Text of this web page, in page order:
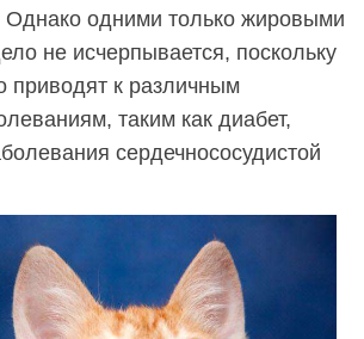
одними только жировыми
не исчерпывается, поскольку
приводят к различным
таким как диабет,
сердечнососудистой